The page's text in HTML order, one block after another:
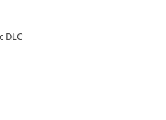
DLC